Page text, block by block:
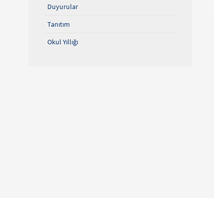
Duyurular
Tanıtım
Okul Yıllığı